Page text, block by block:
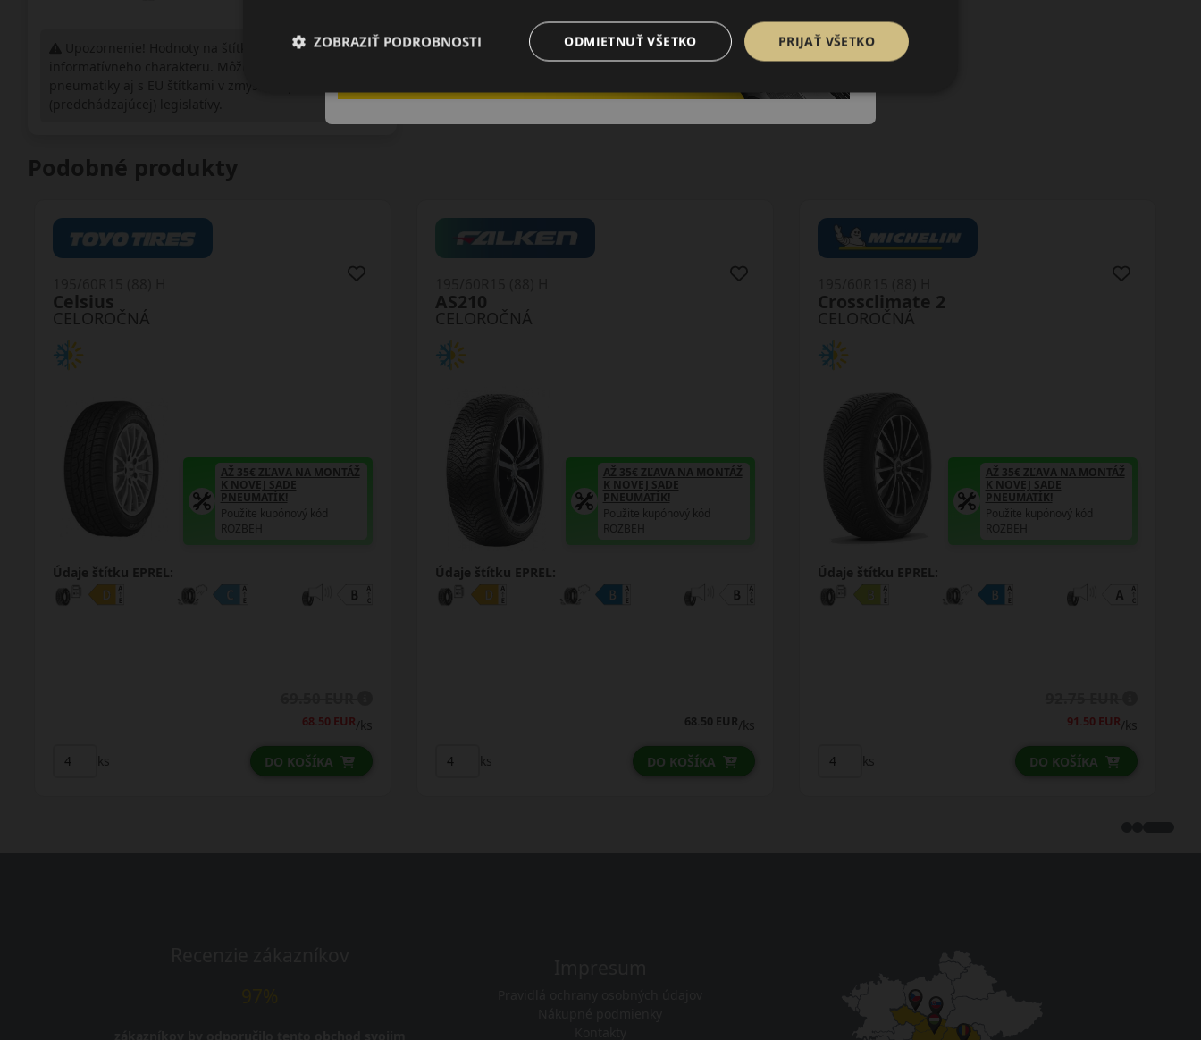
Upozornenie! Hodnoty na štítku sú len
Podobné produkty
CELOROČNÁ
NC501
AŽ 35€ ZĽAVA NA MONTÁŽ
K NOVEJ SADE
PNEUMATÍK!
Použite kupónový kód
ROZBEH
Údaje štítku EPREL:
35.00 EUR/ks
ks DO KOŠÍKA
CELOROČNÁ
Carlorful A/S
AŽ 35€ ZĽAVA NA MONTÁŽ
K NOVEJ SADE
PNEUMATÍK!
Použite kupónový kód
ROZBEH
Údaje štítku EPREL:
41.75 EUR/ks
ks DO KOŠÍKA
CELOROČNÁ
AW-6
AŽ 35€ ZĽAVA NA MONTÁŽ
K NOVEJ SADE
PNEUMATÍK!
Použite kupónový kód
ROZBEH
Údaje štítku EPREL:
47.75 EUR/ks
ks DO KOŠÍKA
PRIJAŤ VŠETKO
ODMIETNUŤ VŠETKO
ZOBRAZIŤ PODROBNOSTI